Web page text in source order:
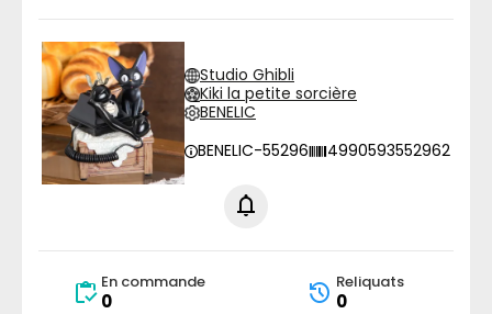
Studio Ghibli
Kiki la petite sorcière
BENELIC
BENELIC-55296
4990593552962
En commande
0
Reliquats
0